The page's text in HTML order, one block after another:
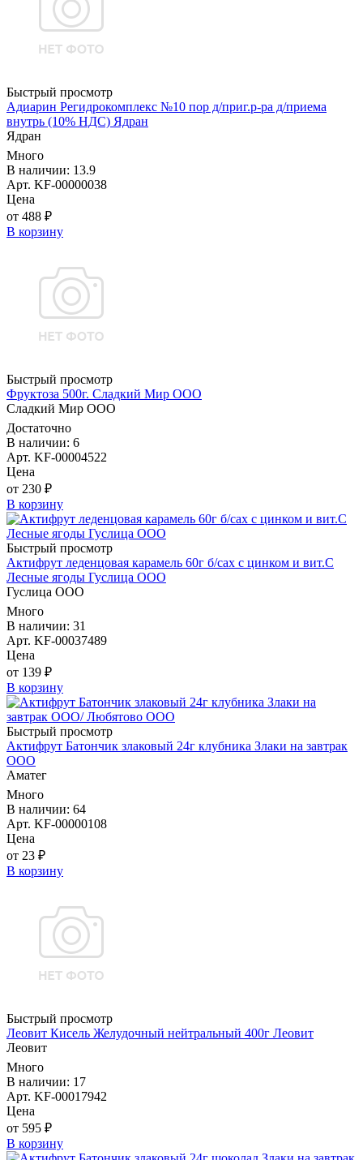
Быстрый просмотр
Адиарин Регидрокомплекс №10 пор д/приг.р-ра д/приема
внутрь (10% НДС) Ядран
Ядран
Много
В наличии: 13.9
Арт. KF-00000038
Цена
от 488 ₽
В корзину
Быстрый просмотр
Фруктоза 500г. Сладкий Мир ООО
Сладкий Мир ООО
Достаточно
В наличии: 6
Арт. KF-00004522
Цена
от 230 ₽
В корзину
Быстрый просмотр
Актифрут леденцовая карамель 60г б/сах с цинком и вит.С
Лесные ягоды Гуслица ООО
Гуслица ООО
Много
В наличии: 31
Арт. KF-00037489
Цена
от 139 ₽
В корзину
Быстрый просмотр
Актифрут Батончик злаковый 24г клубника Злаки на завтрак
ООО
Аматег
Много
В наличии: 64
Арт. KF-00000108
Цена
от 23 ₽
В корзину
Быстрый просмотр
Леовит Кисель Желудочный нейтральный 400г Леовит
Леовит
Много
В наличии: 17
Арт. KF-00017942
Цена
от 595 ₽
В корзину